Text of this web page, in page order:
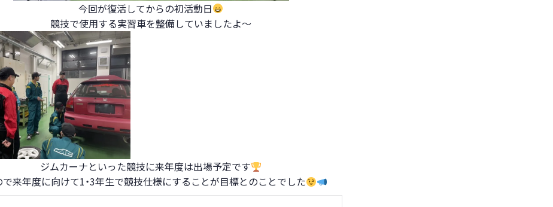
今回が復活してからの初活動日
競技で使用する実習車を整備していましたよ～
ジムカーナといった競技に来年度は出場予定です
で来年度に向けて1・3年生で競技仕様にすることが目標とのことでした